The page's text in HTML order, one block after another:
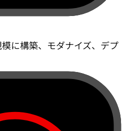
に構築、モダナイズ、デプ